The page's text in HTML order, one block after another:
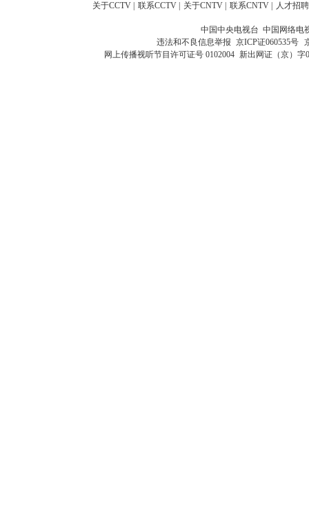
关于CCTV 联系CCTV 关于CNTV 联系CNTV 人才招聘
中国中央电视台 中国网络电
违法和不良信息举报 京ICP证060535号
网上传播视听节目许可证号 0102004 新出网证（京）